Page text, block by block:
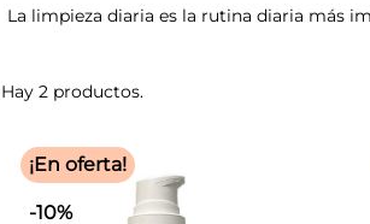
La limpieza diaria es la rutina diaria más
Hay 2 productos.
¡En oferta!
-10%